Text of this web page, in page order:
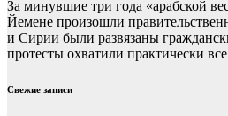
За минувшие три года «арабской
Йемене произошли
и Сирии были развязаны
протесты охватили практически
Свежие записи